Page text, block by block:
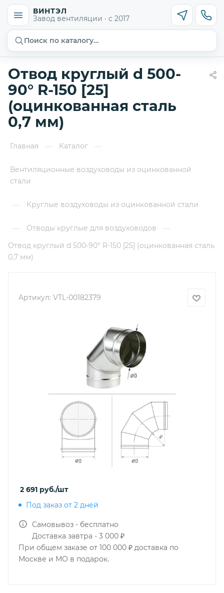
ВИНТЭЛ
Завод вентиляции · с 2017
Поиск по каталогу…
Отвод круглый d 500-
90° R-150 [25]
(оцинкованная сталь
0,7 мм)
Главная — Каталог —
Вентиляционные воздуховоды из оцинкованной
стали
— Круглые воздуховоды из оцинкованной стали
— Отводы круглые для воздуховодов
—
Отвод круглый d 500-90° R-150 [25] (оцинкованная сталь
0,7 мм)
Артикул: VTL-00182379
2 691 руб./шт
Под заказ от 2 дней
Самовывоз - бесплатно
Доставка завтра - 3 000 ₽
При общем заказе от 100 000 ₽ доставка по
Москве и МО в подарок.